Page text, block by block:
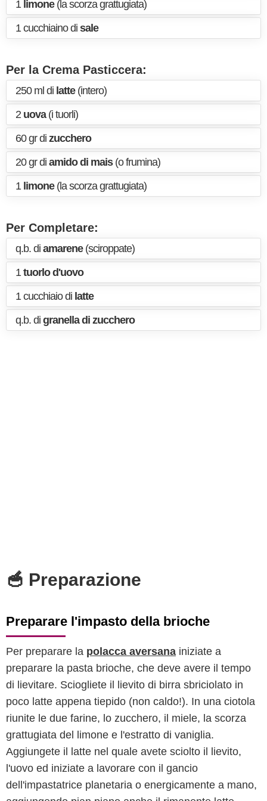
1 limone(la scorza grattugiata)
1 cucchiaino di sale
Per la Crema Pasticcera:
250 ml di latte(intero)
2 uova(i tuorli)
60 gr di zucchero
20 gr di amido di mais(o frumina)
1 limone(la scorza grattugiata)
Per Completare:
q.b. di amarene(sciroppate)
1tuorlo d'uovo
1 cucchiaio di latte
q.b. di granella di zucchero
🥣 Preparazione
Preparare l'impasto della brioche
Per preparare la polacca aversana iniziate a
preparare la pasta brioche, che deve avere il tempo
di lievitare. Sciogliete il lievito di birra sbriciolato in
poco latte appena tiepido (non caldo!). In una ciotola
riunite le due farine, lo zucchero, il miele, la scorza
grattugiata del limone e l'estratto di vaniglia.
Aggiungete il latte nel quale avete sciolto il lievito,
l'uovo ed iniziate a lavorare con il gancio
dell'impastatrice planetaria o energicamente a mano,